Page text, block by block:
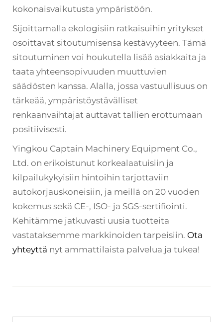
kokonaisvaikutusta ympäristöön.
Sijoittamalla ekologisiin ratkaisuihin yritykset
osoittavat sitoutumisensa kestävyyteen. Tämä
sitoutuminen voi houkutella lisää asiakkaita ja
taata yhteensopivuuden muuttuvien
säädösten kanssa. Alalla, jossa vastuullisuus on
tärkeää, ympäristöystävälliset
renkaanvaihtajat auttavat tallien erottumaan
positiivisesti.
Yingkou Captain Machinery Equipment Co.,
Ltd. on erikoistunut korkealaatuisiin ja
kilpailukykyisiin hintoihin tarjottaviin
autokorjauskoneisiin, ja meillä on 20 vuoden
kokemus sekä CE-, ISO- ja SGS-sertifiointi.
Kehitämme jatkuvasti uusia tuotteita
vastataksemme markkinoiden tarpeisiin. Ota
yhteyttä nyt ammattilaista palvelua ja tukea!